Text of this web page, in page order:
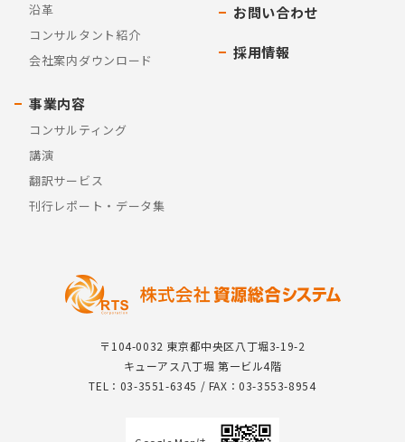
〒104-0032 東京都中央区八丁堀3-19-2
キューアス八丁堀 第一ビル4階
TEL：03-3551-6345 / FAX：03-3553-8954
沿革
コンサルタント紹介
会社案内ダウンロード
事業内容
コンサルティング
講演
翻訳サービス
刊行レポート・データ集
お問い合わせ
採用情報